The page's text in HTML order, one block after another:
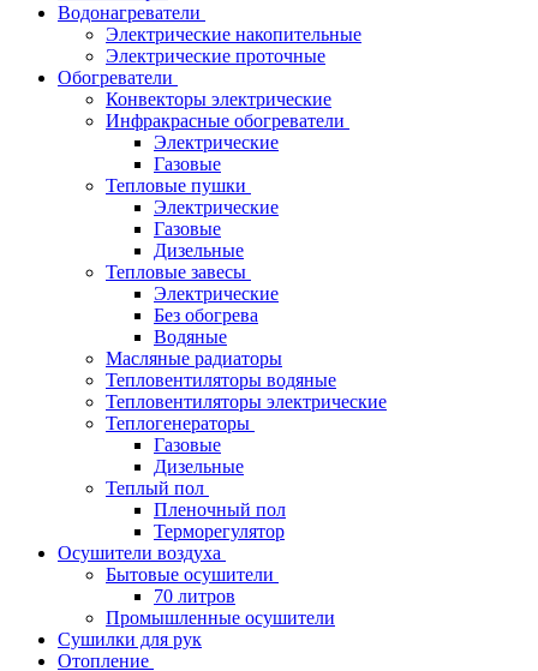
Водонагреватели
Электрические накопительные
Электрические проточные
Обогреватели
Конвекторы электрические
Инфракрасные обогреватели
Электрические
Газовые
Тепловые пушки
Электрические
Газовые
Дизельные
Тепловые завесы
Электрические
Без обогрева
Водяные
Масляные радиаторы
Тепловентиляторы водяные
Тепловентиляторы электрические
Теплогенераторы
Газовые
Дизельные
Теплый пол
Пленочный пол
Терморегулятор
Осушители воздуха
Бытовые осушители
70 литров
Промышленные осушители
Сушилки для рук
Отопление